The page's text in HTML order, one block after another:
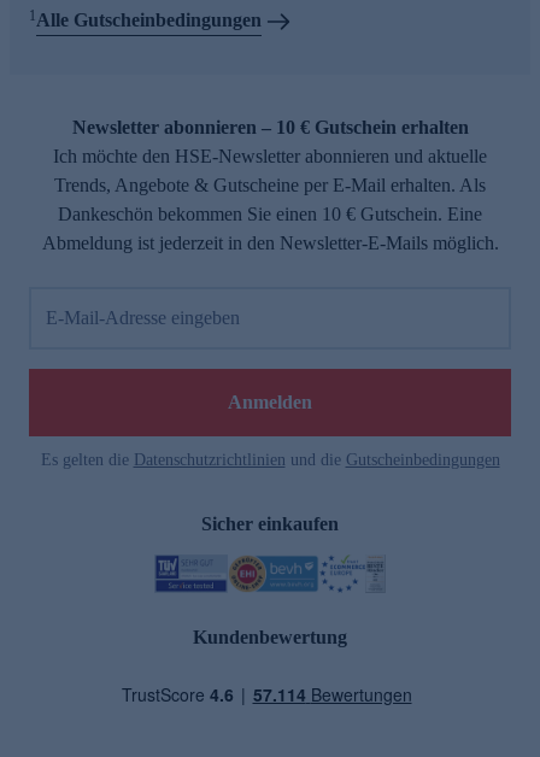
1Alle Gutscheinbedingungen
Newsletter abonnieren – 10 € Gutschein erhalten
Ich möchte den HSE-Newsletter abonnieren und aktuelle
Trends, Angebote & Gutscheine per E-Mail erhalten. Als
Dankeschön bekommen Sie einen 10 € Gutschein. Eine
Abmeldung ist jederzeit in den Newsletter-E-Mails möglich.
E-Mail-Adresse eingeben
Anmelden
Es gelten die Datenschutzrichtlinien und die Gutscheinbedingungen
Sicher einkaufen
Kundenbewertung